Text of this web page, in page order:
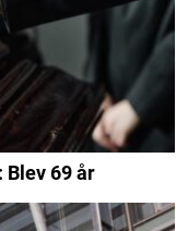
Blev 69 år